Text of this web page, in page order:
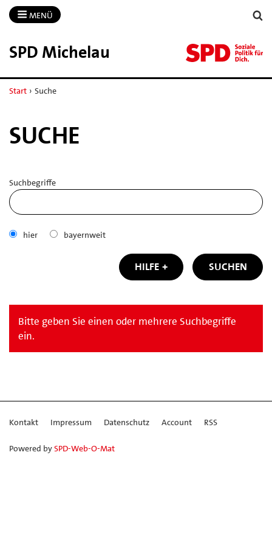
MENÜ
SPD Michelau
Start › Suche
SUCHE
Suchbegriffe
hier bayernweit
HILFE SUCHEN
Bitte geben Sie einen oder mehrere Suchbegriffe
ein.
Kontakt Impressum Datenschutz Account RSS
Powered bySPD-Web-O-Mat